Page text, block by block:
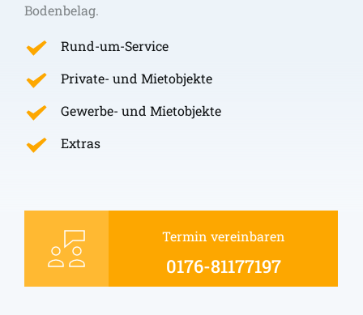
Bodenbelag.
Rund-um-Service
Private- und Mietobjekte
Gewerbe- und Mietobjekte
Extras
Termin vereinbaren
0176-81177197